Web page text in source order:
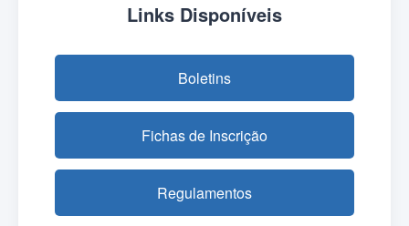
Links Disponíveis
Boletins
Fichas de Inscrição
Regulamentos